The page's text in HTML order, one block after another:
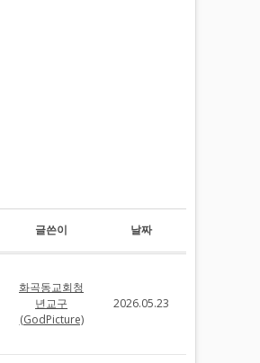
글쓴이 날짜
화곡동교회청
년교구
(GodPicture)
2026.05.23